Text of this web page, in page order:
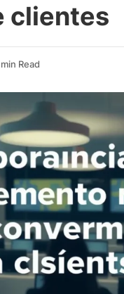
clientes
Read